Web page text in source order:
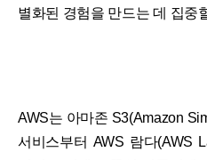
별화된 경험을 만드는 데 집중
AWS는 아마존 S3(Amazon
서비스부터 AWS 람다(AWS